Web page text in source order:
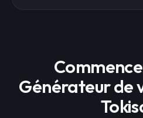
Générateur de